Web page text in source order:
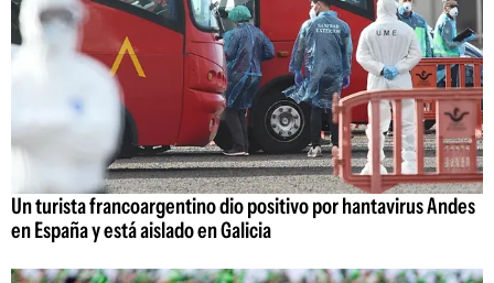
Un turista francoargentino dio positivo por hantavirus Andes
en España y está aislado en Galicia